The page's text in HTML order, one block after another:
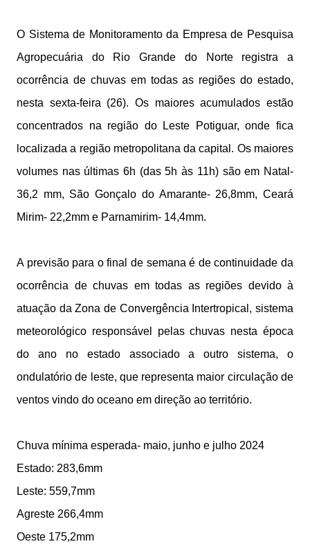
O Sistema de Monitoramento da Empresa de Pesquisa
Agropecuária do Rio Grande do Norte registra a
ocorrência de chuvas em todas as regiões do estado,
nesta sexta-feira (26). Os maiores acumulados estão
concentrados na região do Leste Potiguar, onde fica
localizada a região metropolitana da capital. Os maiores
volumes nas últimas 6h (das 5h às 11h) são em Natal-
36,2 mm, São Gonçalo do Amarante- 26,8mm, Ceará
Mirim- 22,2mm e Parnamirim- 14,4mm.
A previsão para o final de semana é de continuidade da
ocorrência de chuvas em todas as regiões devido à
atuação da Zona de Convergência Intertropical, sistema
meteorológico responsável pelas chuvas nesta época
do ano no estado associado a outro sistema, o
ondulatório de leste, que representa maior circulação de
ventos vindo do oceano em direção ao território.
Chuva mínima esperada- maio, junho e julho 2024
Estado: 283,6mm
Leste: 559,7mm
Agreste 266,4mm
Oeste 175,2mm